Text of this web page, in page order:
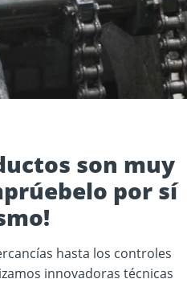
son muy
por sí
hasta los controles
innovadoras técnicas